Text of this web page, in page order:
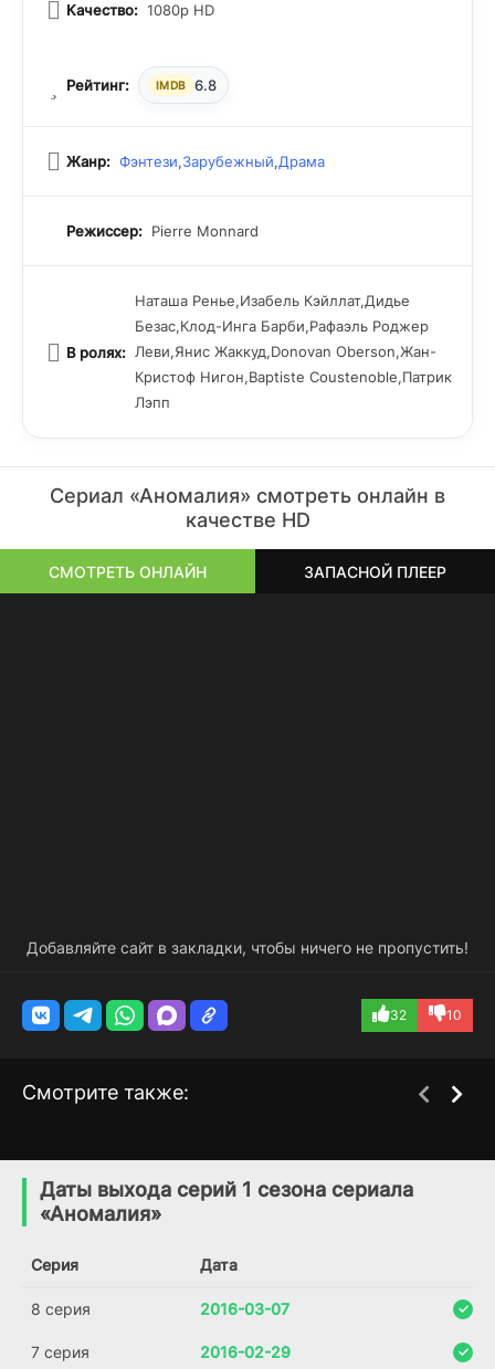
Качество: 1080p HD
Рейтинг: IMDB 6.8
Жанр: Фэнтези,Зарубежный,Драма
Режиссер: Pierre Monnard
В ролях:
Наташа Ренье,Изабель Кэйллат,Дидье
Безас,Клод-Инга Барби,Рафаэль Роджер
Леви,Янис Жаккуд,Donovan Oberson,Жан-
Кристоф Нигон,Baptiste Coustenoble,Патрик
Лэпп
Сериал «Аномалия» смотреть онлайн в
качестве HD
СМОТРЕТЬ ОНЛАЙН ЗАПАСНОЙ ПЛЕЕР
Добавляйте сайт в закладки, чтобы ничего не пропустить!
32 10
Смотрите также:
7.0
Даты выхода серий 1 сезона сериала
«Аномалия»
Серия Дата
8 серия 2016-03-07
7 серия 2016-02-29